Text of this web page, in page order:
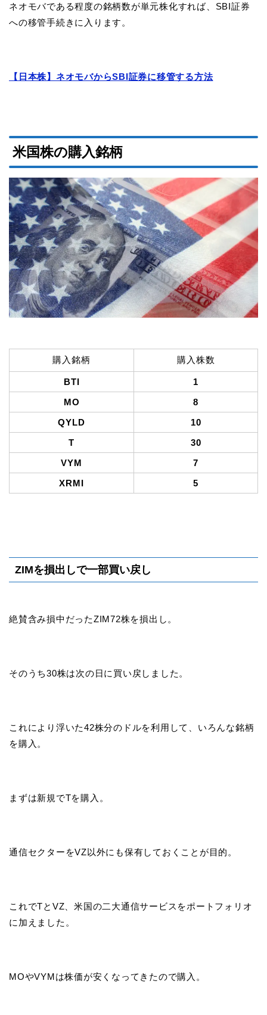
ネオモバである程度の銘柄数が単元株化すれば、SBI証券
への移管手続きに入ります。
【日本株】ネオモバからSBI証券に移管する方法
米国株の購入銘柄
購入銘柄 購入株数
BTI
1
MO
8
QYLD
10
T
30
VYM
7
XRMI
5
ZIMを損出しで一部買い戻し
絶賛含み損中だったZIM72株を損出し。
そのうち30株は次の日に買い戻しました。
これにより浮いた42株分のドルを利用して、いろんな銘柄
を購入。
まずは新規でTを購入。
通信セクターをVZ以外にも保有しておくことが目的。
これでTとVZ、米国の二大通信サービスをポートフォリオ
に加えました。
MOやVYMは株価が安くなってきたので購入。